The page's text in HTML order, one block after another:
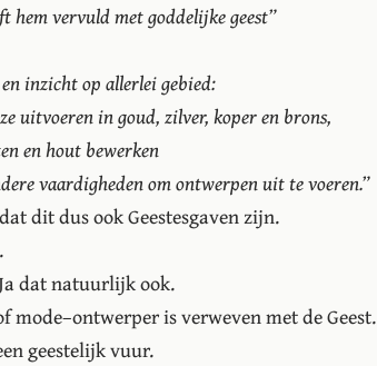
hem vervuld met goddelijke geest”
inzicht op allerlei gebied:
uitvoeren in goud, zilver, koper en brons,
en hout bewerken
vaardigheden om ontwerpen uit te voeren.”
dit dus ook Geestesgaven zijn.
dat natuurlijk ook.
mode–ontwerper is verweven met de Geest.
geestelijk vuur.